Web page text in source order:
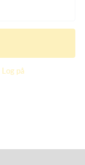
Log på